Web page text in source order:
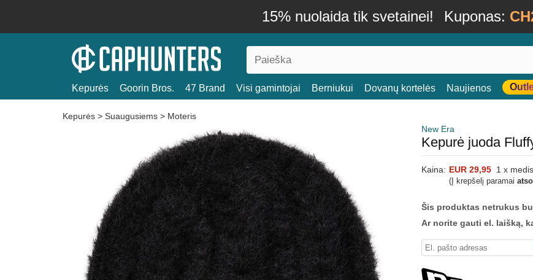
15% nuolaida tik svetainei! Kuponas:
Kepurės Goorin Bros. 47 Brand Visi gamintojai Berniukui Dovanų kortelės Naujienos
Kepurės > Suaugusiems > Moteris
New Era
Kepurė juoda
Kaina: EUR 29,95 1 x medis
(Į krepšelį paramai
Šis produktas netrukus
Ar norite gauti el. laišką,